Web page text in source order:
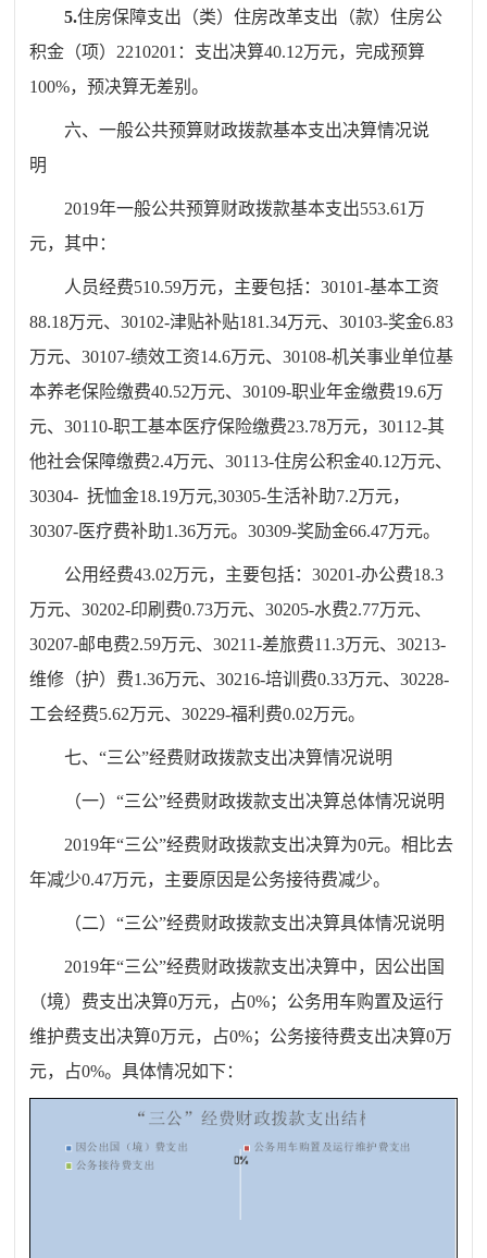
5.住房保障支出（类）住房改革支出（款）住房公
积金（项） 2210201 ： 支出决算40.12万元，完成预算
100%，预决算无差别。
六、一般公共预算财政拨款基本支出决算情况说
明
2019年一般公共预算财政拨款基本支出553.61 万
元，其中 ：
人员经费510.59万元，主要包括：30101-基本工资
88.18万元、30102-津贴补贴181.34万元、30103-奖金6.83
万元、30107-绩效工资14.6万元、30108-机关事业单位基
本养老保险缴费40.52万元、30109-职业年金缴费19.6万
元、30110-职工基本医疗保险缴费23.78万元，30112-其
他社会保障缴费2.4万元、30113-住房公积金40.12万元、
30304- 抚恤金18.19万元,30305-生活补助7.2万元，
30307-医疗费补助1.36万元。30309-奖励金66.47万元。
公用经费43.02万元，主要包括：30201-办公费18.3
万元、30202-印刷费0.73万元、30205-水费2.77万元、
30207-邮电费2.59万元、30211-差旅费11.3万元、30213-
维修（护）费1.36万元、30216-培训费0.33万元、30228-
工会经费5.62万元、30229-福利费0.02万元。
七、“三公”经费财政拨款支出决算情况说明
（一）“三公”经费财政拨款支出决算总体情况说明
2019年“三公”经费财政拨款支出决算为0元。相比去
年减少0.47万元，主要原因是公务接待费减少。
（二）“三公”经费财政拨款支出决算具体情况说明
2019年“三公”经费财政拨款支出决算中，因公出国
（境）费支出决算0万元，占0%；公务用车购置及运行
维护费支出决算0万元，占0%；公务接待费支出决算0万
元，占0%。具体情况如下：